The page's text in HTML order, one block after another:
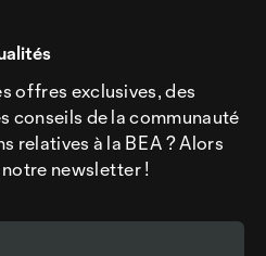
offres exclusives, des
conseils de la communauté
relatives à la BEA ? Alors
newsletter !